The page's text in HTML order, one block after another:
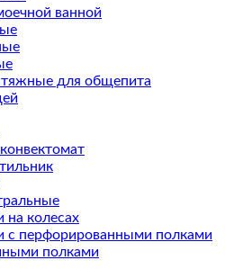
ванной
для общепита
на колесах
с перфорированными полками
полками